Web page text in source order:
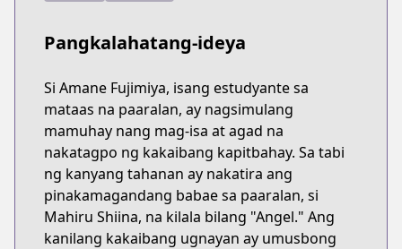
Pangkalahatang-ideya
Si Amane Fujimiya, isang estudyante sa
mataas na paaralan, ay nagsimulang
mamuhay nang mag-isa at agad na
nakatagpo ng kakaibang kapitbahay. Sa tabi
ng kanyang tahanan ay nakatira ang
pinakamagandang babae sa paaralan, si
Mahiru Shiina, na kilala bilang "Angel." Ang
kanilang kakaibang ugnayan ay umusbong